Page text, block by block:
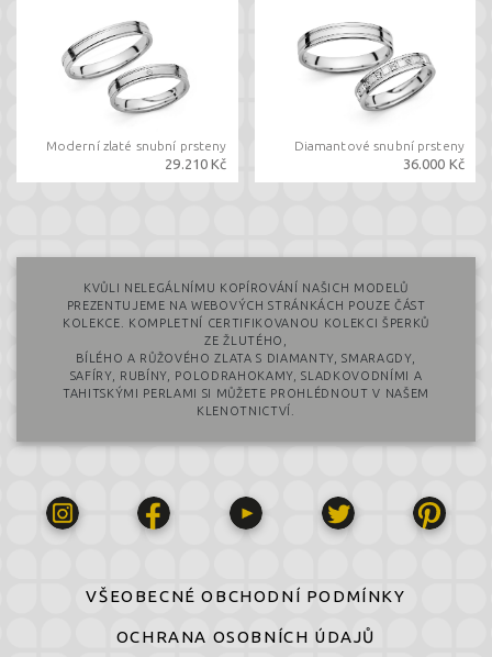
Moderní zlaté snubní prsteny
29.210 Kč
Diamantové snubní prsteny
36.000 Kč
KVŮLI NELEGÁLNÍMU KOPÍROVÁNÍ NAŠICH MODELŮ
PREZENTUJEME NA WEBOVÝCH STRÁNKÁCH POUZE ČÁST
KOLEKCE. KOMPLETNÍ CERTIFIKOVANOU KOLEKCI ŠPERKŮ
ZE ŽLUTÉHO,
BÍLÉHO A RŮŽOVÉHO ZLATA S DIAMANTY, SMARAGDY,
SAFÍRY, RUBÍNY, POLODRAHOKAMY, SLADKOVODNÍMI A
TAHITSKÝMI PERLAMI SI MŮŽETE PROHLÉDNOUT V NAŠEM
KLENOTNICTVÍ.
VŠEOBECNÉ OBCHODNÍ PODMÍNKY
OCHRANA OSOBNÍCH ÚDAJŮ